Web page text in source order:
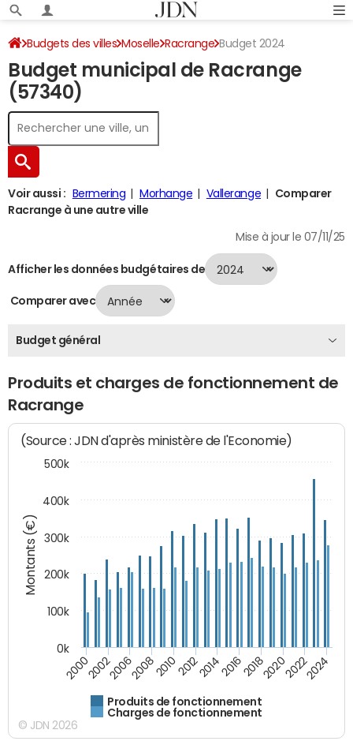
Budgets des villes Moselle Racrange Budget 2024
Budget municipal de Racrange
(57340)
Voir aussi : Bermering Morhange Vallerange
Comparer
Racrange à une autre ville
Mise à jour le 07/11/25
Afficher les données budgétaires de
Comparer avec
Budget général
Produits et charges de fonctionnement de
Racrange
Montants (€)
(Source : JDN d'après ministère de l'Economie)
Produits de fonctionnement
Charges de fonctionnement
200020022006200820102012201420162018202020222024
0k
100k
200k
300k
400k
500k
© JDN 2026